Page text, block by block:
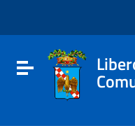
sito
include
Vai al footer
Attiva / disattiva la